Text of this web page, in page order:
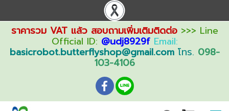
ราคารวม VAT แล้ว สอบถามเพิ่มเติมติดต่อ>>> Line
Official ID: @udj8929f Email:
basicrobot.butterflyshop@gmail.comโทร. 098-
103-4106